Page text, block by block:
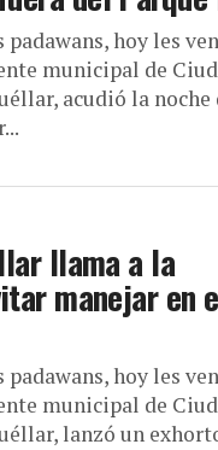
hoy les
municipal de
acudió la noche
llama a la
manejar en
hoy les
municipal de
lanzó un